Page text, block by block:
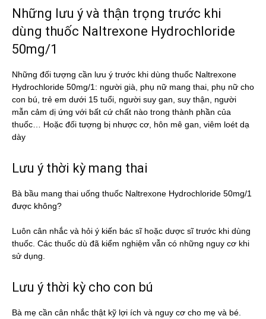
Những lưu ý và thận trọng trước khi
dùng thuốc Naltrexone Hydrochloride
50mg/1
Những đối tượng cần lưu ý trước khi dùng thuốc Naltrexone
Hydrochloride 50mg/1: người già, phụ nữ mang thai, phụ nữ cho
con bú, trẻ em dưới 15 tuổi, người suy gan, suy thận, người
mẫn cảm dị ứng với bất cứ chất nào trong thành phần của
thuốc… Hoặc đối tượng bị nhược cơ, hôn mê gan, viêm loét dạ
dày
Lưu ý thời kỳ mang thai
Bà bầu mang thai uống thuốc Naltrexone Hydrochloride 50mg/1
được không?
Luôn cân nhắc và hỏi ý kiến bác sĩ hoặc dược sĩ trước khi dùng
thuốc. Các thuốc dù đã kiểm nghiệm vẫn có những nguy cơ khi
sử dụng.
Lưu ý thời kỳ cho con bú
Bà mẹ cần cân nhắc thật kỹ lợi ích và nguy cơ cho mẹ và bé.